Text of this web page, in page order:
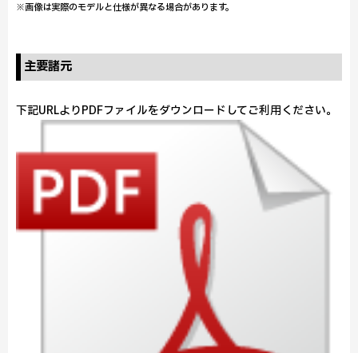
※画像は実際のモデルと仕様が異なる場合があります。
主要諸元
下記URLよりPDFファイルをダウンロードしてご利用ください。